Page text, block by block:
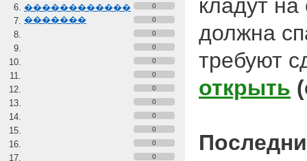
������������
�������
0
0
0
0
0
0
0
0
0
0
0
0
кладут
должна
требуют
открыть